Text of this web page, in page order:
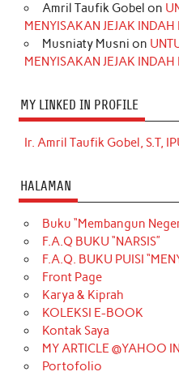
Amril Taufik Gobel on
MENYISAKAN JEJAK INDAH
Musniaty Musni on
MENYISAKAN JEJAK INDAH
MY LINKED IN PROFILE
Ir. Amril Taufik Gobel, S.T,
HALAMAN
Buku “Membangun
F.A.Q BUKU “NARSIS”
F.A.Q. BUKU PUISI
Front Page
Karya & Kiprah
KOLEKSI E-BOOK
Kontak Saya
MY ARTICLE @YAHOO
Portofolio